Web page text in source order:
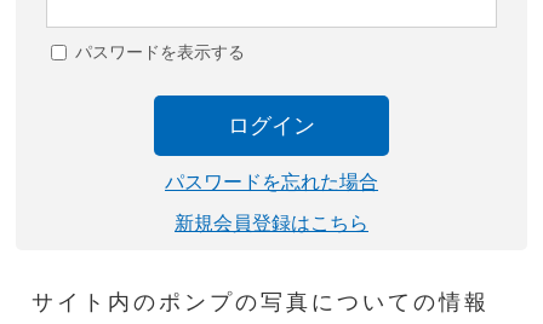
パスワードを表示する
ログイン
パスワードを忘れた場合
新規会員登録はこちら
サイト内のポンプの写真についての情報